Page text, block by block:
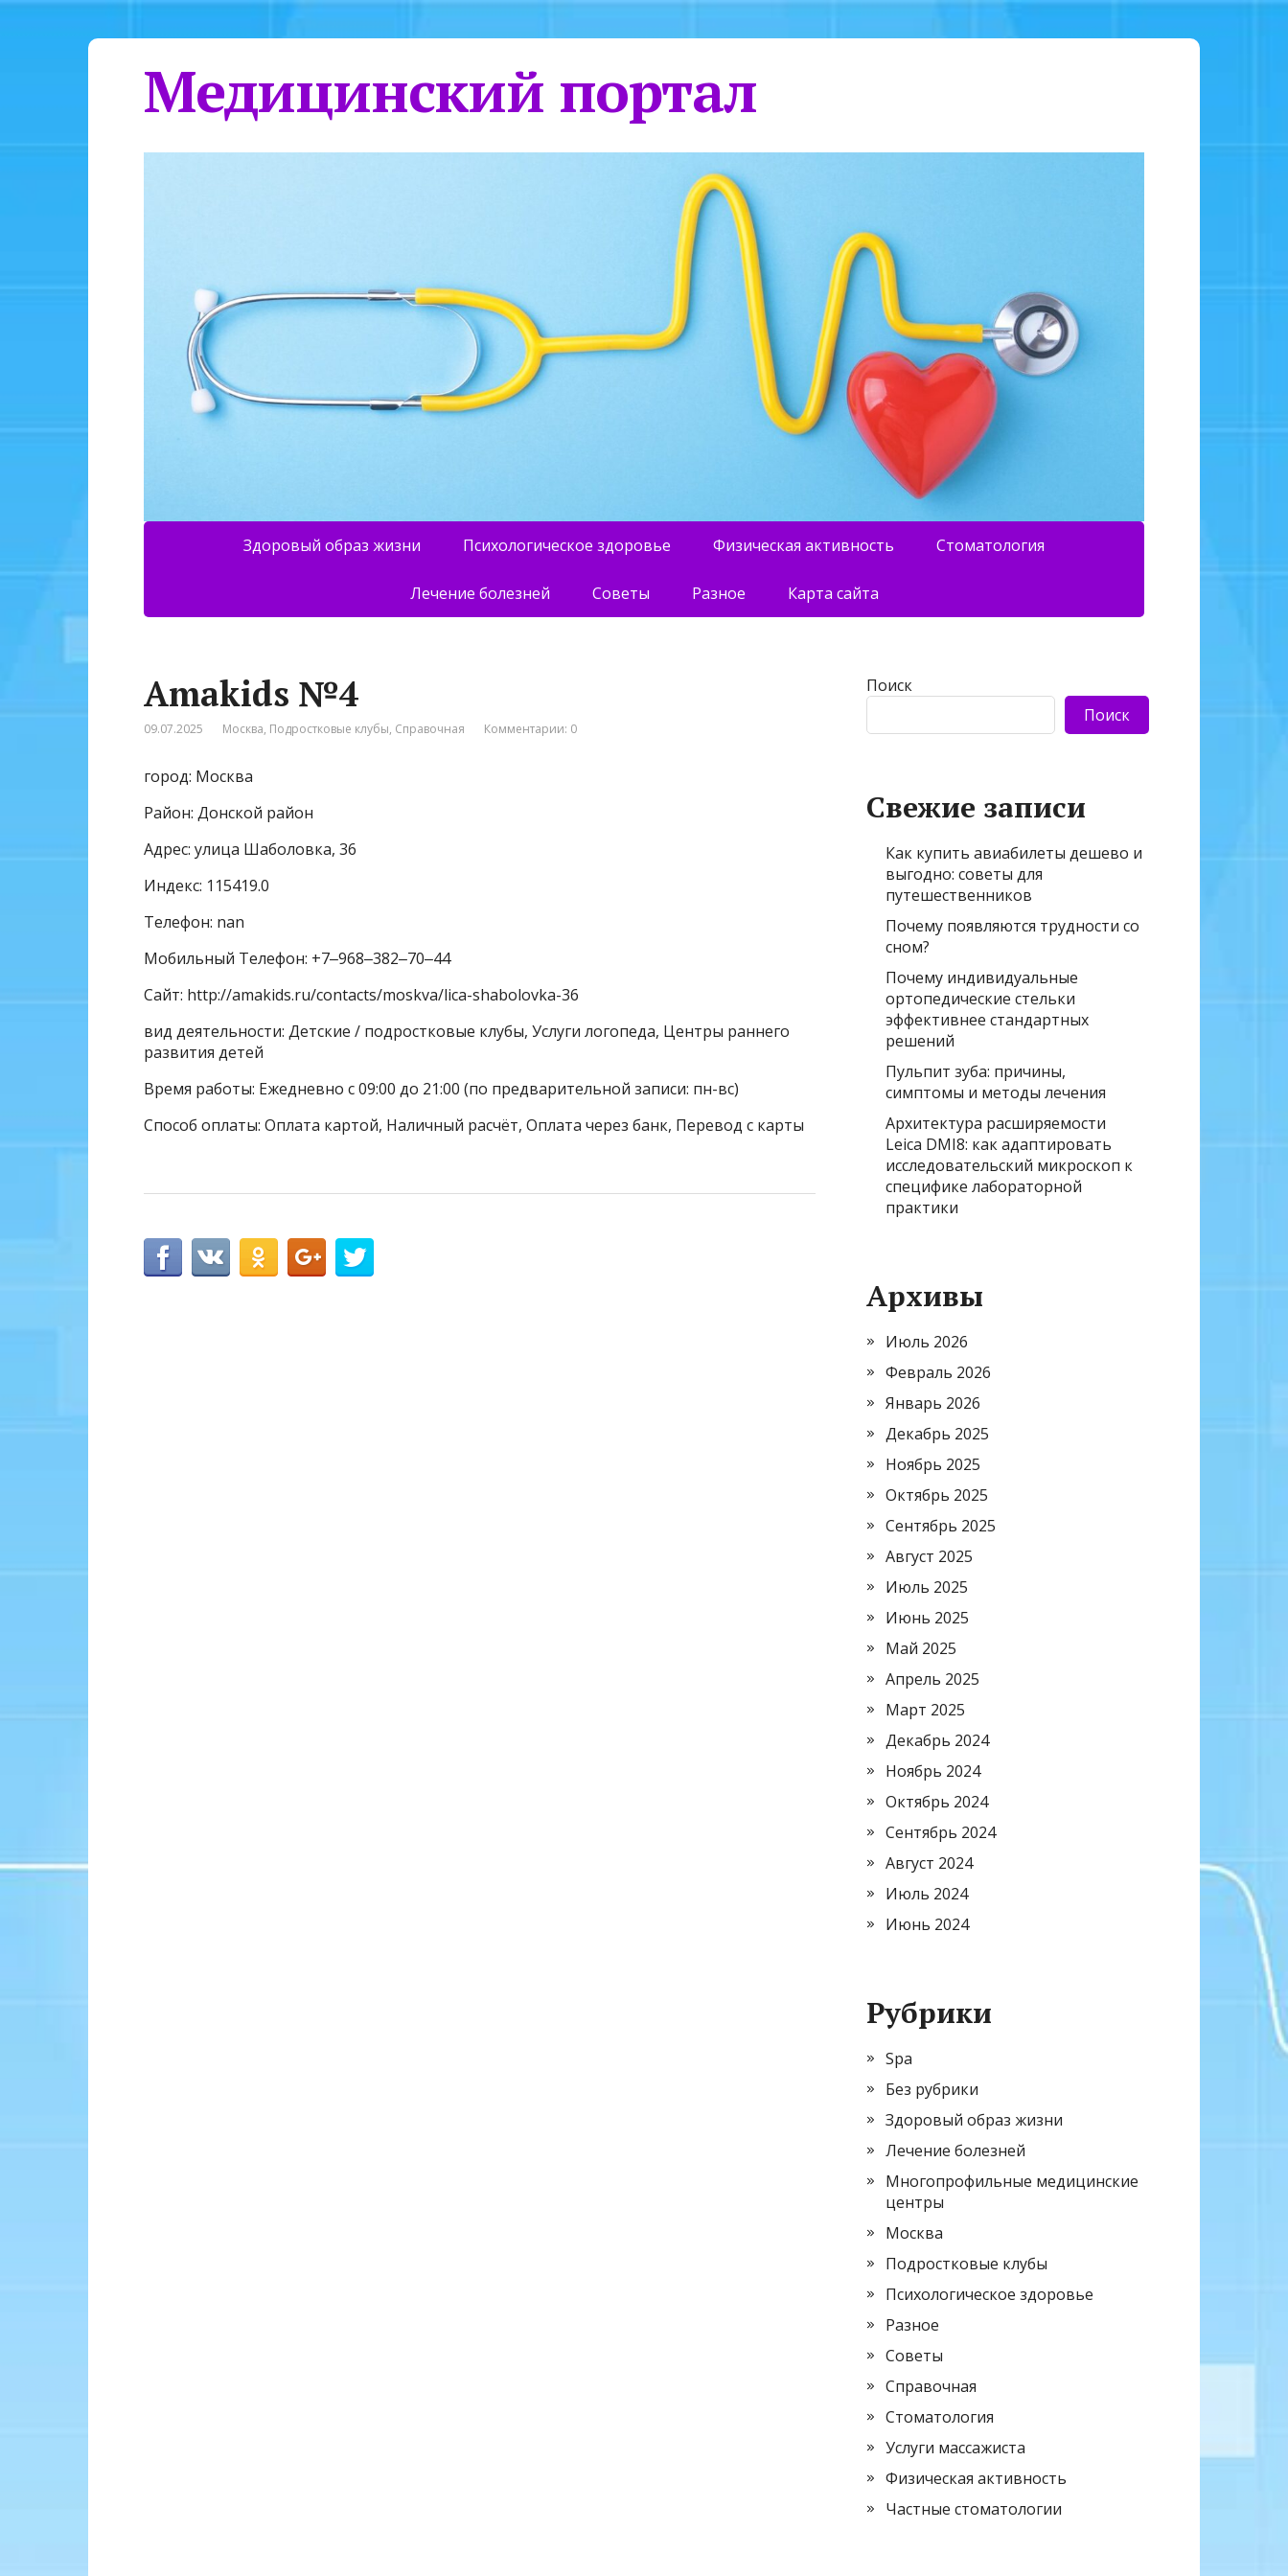
Медицинский портал
Здоровый образ жизни Психологическое здоровье Физическая активность Стоматология
Лечение болезней Советы Разное Карта сайта
Amakids №4
09.07.2025 Москва, Подростковые клубы, Справочная Комментарии: 0
город: Москва
Район: Донской район
Адрес: улица Шаболовка, 36
Индекс: 115419.0
Телефон: nan
Мобильный Телефон: +7‒968‒382‒70‒44
Сайт: http://amakids.ru/contacts/moskva/lica-shabolovka-36
вид деятельности: Детские / подростковые клубы, Услуги логопеда, Центры раннего
развития детей
Время работы: Ежедневно с 09:00 до 21:00 (по предварительной записи: пн-вс)
Способ оплаты: Оплата картой, Наличный расчёт, Оплата через банк, Перевод с карты
Поиск
Поиск
Свежие записи
Как купить авиабилеты дешево и
выгодно: советы для
путешественников
Почему появляются трудности со
сном?
Почему индивидуальные
ортопедические стельки
эффективнее стандартных
решений
Пульпит зуба: причины,
симптомы и методы лечения
Архитектура расширяемости
Leica DMI8: как адаптировать
исследовательский микроскоп к
специфике лабораторной
практики
Архивы
Июль 2026
Февраль 2026
Январь 2026
Декабрь 2025
Ноябрь 2025
Октябрь 2025
Сентябрь 2025
Август 2025
Июль 2025
Июнь 2025
Май 2025
Апрель 2025
Март 2025
Декабрь 2024
Ноябрь 2024
Октябрь 2024
Сентябрь 2024
Август 2024
Июль 2024
Июнь 2024
Рубрики
Spa
Без рубрики
Здоровый образ жизни
Лечение болезней
Многопрофильные медицинские
центры
Москва
Подростковые клубы
Психологическое здоровье
Разное
Советы
Справочная
Стоматология
Услуги массажиста
Физическая активность
Частные стоматологии